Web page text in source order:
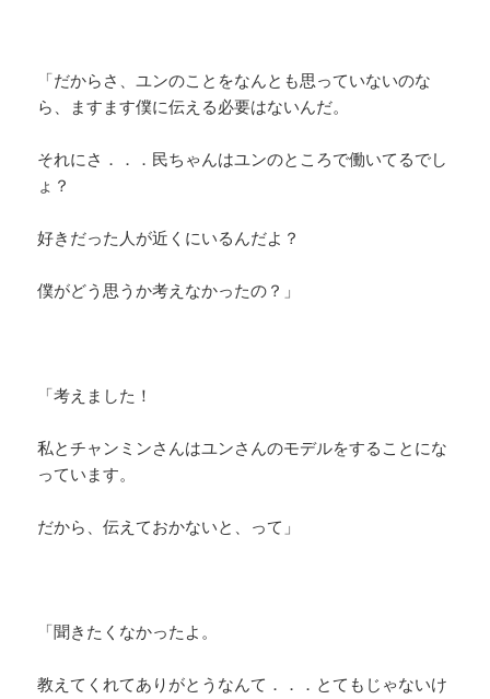
「だからさ、ユンのことをなんとも思っていないのな
ら、ますます僕に伝える必要はないんだ。
それにさ．．．民ちゃんはユンのところで働いてるでし
ょ？
好きだった人が近くにいるんだよ？
僕がどう思うか考えなかったの？」
「考えました！
私とチャンミンさんはユンさんのモデルをすることにな
っています。
だから、伝えておかないと、って」
「聞きたくなかったよ。
教えてくれてありがとうなんて．．．とてもじゃないけ